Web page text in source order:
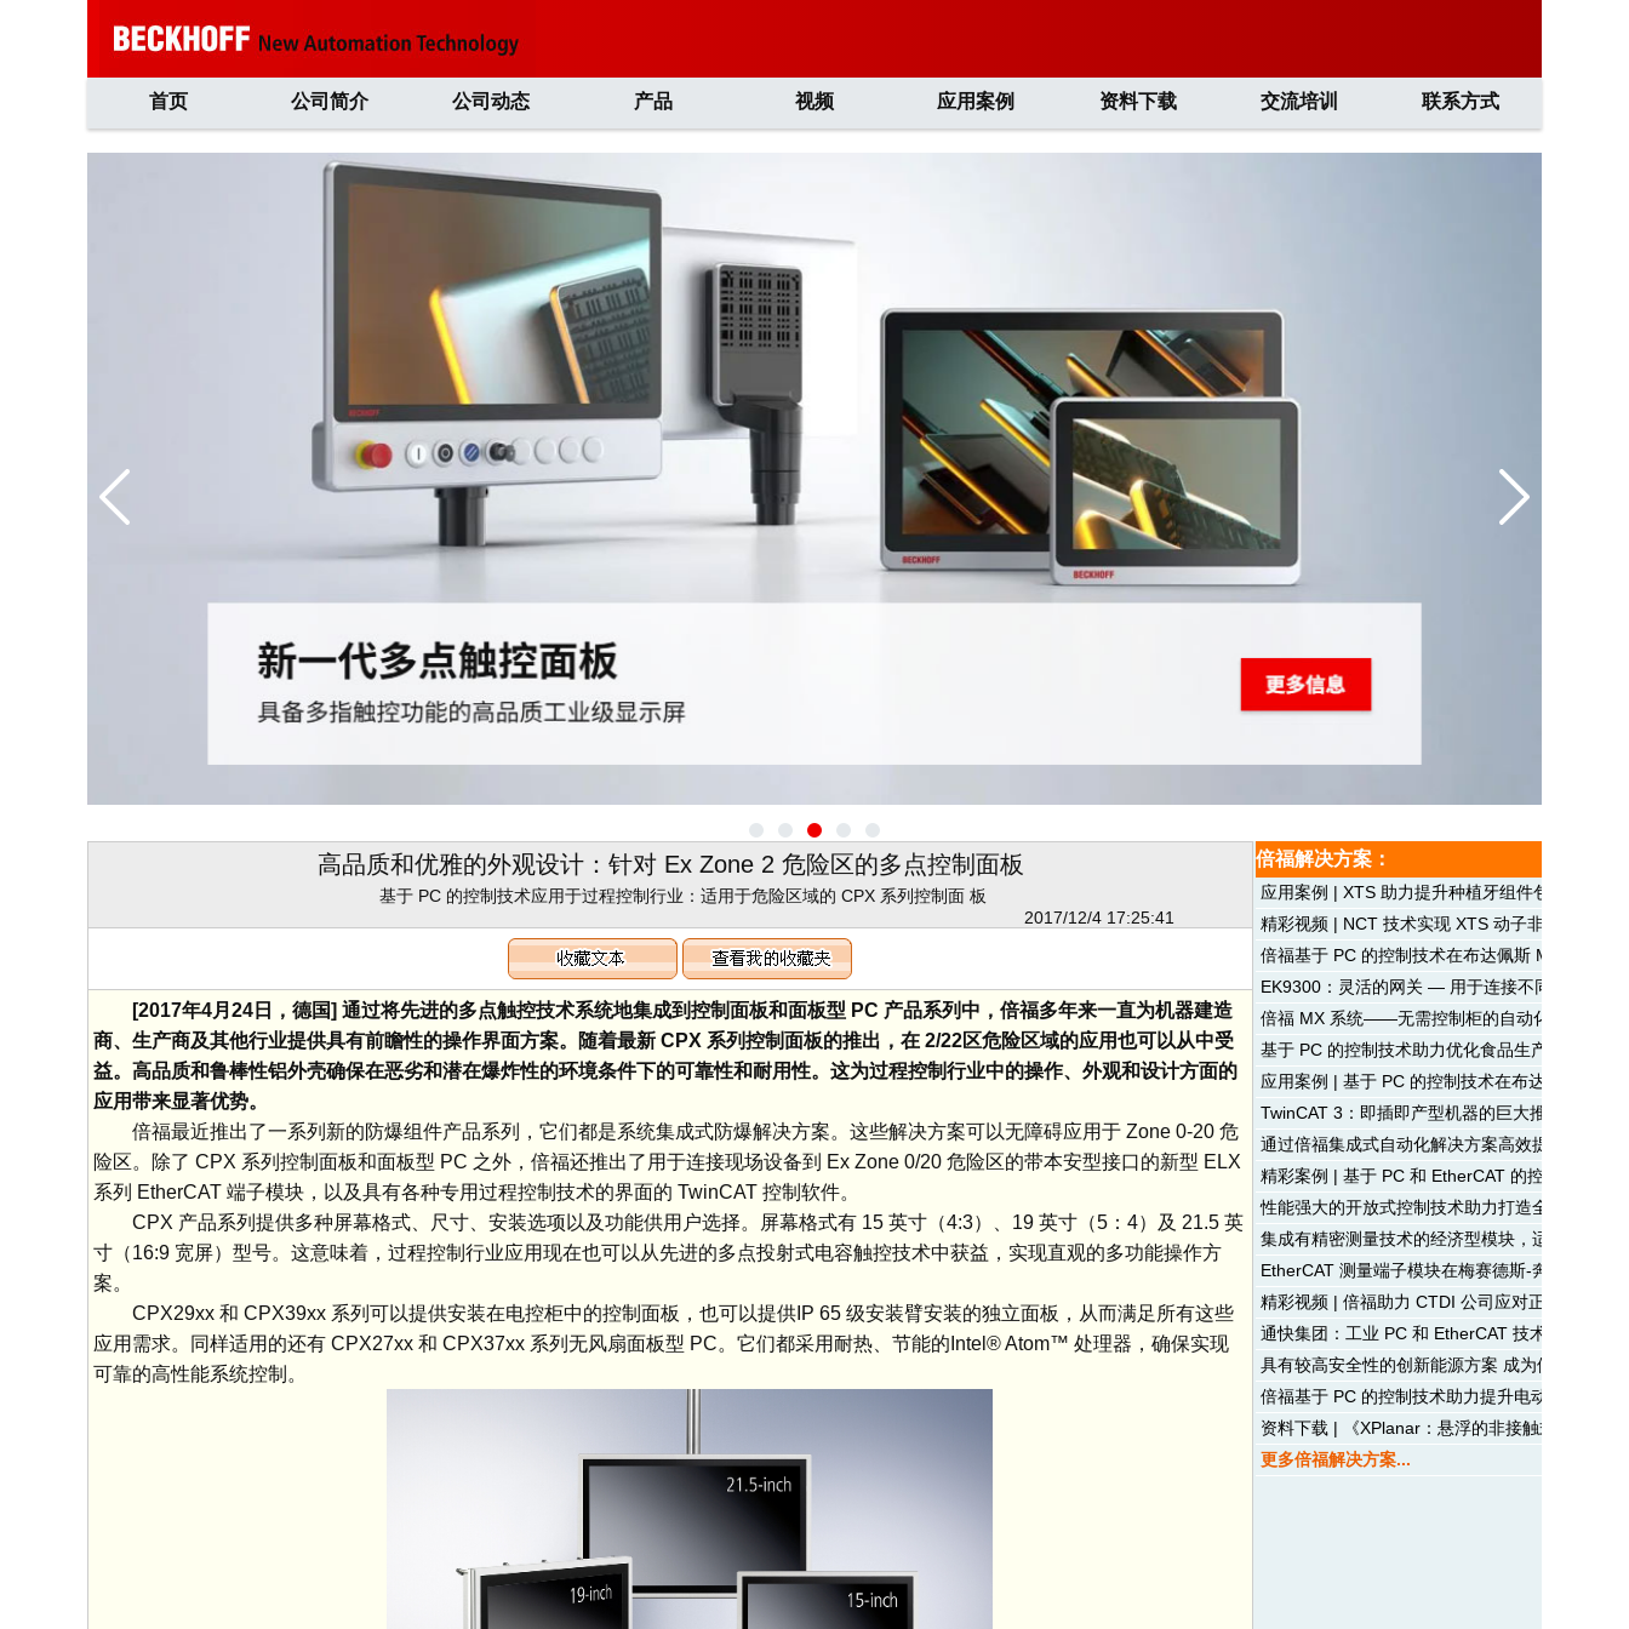
首页 公司简介 公司动态 产品 视频 应用案例 资料下载 交流培训 联系方式
高品质和优雅的外观设计：针对 Ex Zone 2 危险区的多点控制面板
基于 PC 的控制技术应用于过程控制行业：适用于危险区域的 CPX 系列控制面 板
2017/12/4 17:25:41
[2017年4月24日，德国] 通过将先进的多点触控技术系统地集成到控制面板和面板型 PC 产品系列中，倍福多年来一直为机器建造
商、生产商及其他行业提供具有前瞻性的操作界面方案。随着最新 CPX 系列控制面板的推出，在 2/22区危险区域的应用也可以从中受
益。高品质和鲁棒性铝外壳确保在恶劣和潜在爆炸性的环境条件下的可靠性和耐用性。这为过程控制行业中的操作、外观和设计方面的
应用带来显著优势。
倍福最近推出了一系列新的防爆组件产品系列，它们都是系统集成式防爆解决方案。这些解决方案可以无障碍应用于 Zone 0-20 危
险区。除了 CPX 系列控制面板和面板型 PC 之外，倍福还推出了用于连接现场设备到 Ex Zone 0/20 危险区的带本安型接口的新型 ELX
系列 EtherCAT 端子模块，以及具有各种专用过程控制技术的界面的 TwinCAT 控制软件。
CPX 产品系列提供多种屏幕格式、尺寸、安装选项以及功能供用户选择。屏幕格式有 15 英寸（4:3）、19 英寸（5：4）及 21.5 英
寸（16:9 宽屏）型号。这意味着，过程控制行业应用现在也可以从先进的多点投射式电容触控技术中获益，实现直观的多功能操作方
案。
CPX29xx 和 CPX39xx 系列可以提供安装在电控柜中的控制面板，也可以提供IP 65 级安装臂安装的独立面板，从而满足所有这些
应用需求。同样适用的还有 CPX27xx 和 CPX37xx 系列无风扇面板型 PC。它们都采用耐热、节能的Intel® Atom™ 处理器，确保实现
可靠的高性能系统控制。
倍福解决方案：
应用案例 | XTS 助力提升种植牙组件包装的灵活
精彩视频 | NCT 技术实现 XTS 动子非接触式供
倍福基于 PC 的控制技术在布达佩斯 Müpa 节日
EK9300：灵活的网关 — 用于连接不同的控制领
倍福 MX 系统——无需控制柜的自动化解决方案
基于 PC 的控制技术助力优化食品生产流程
应用案例 | 基于 PC 的控制技术在布达佩斯
TwinCAT 3：即插即产型机器的巨大推动力
通过倍福集成式自动化解决方案高效提升半导体
精彩案例 | 基于 PC 和 EtherCAT 的控制技术在
性能强大的开放式控制技术助力打造全自动“巴姆
集成有精密测量技术的经济型模块，适用于高效
EtherCAT 测量端子模块在梅赛德斯-奔驰汽车研
精彩视频 | 倍福助力 CTDI 公司应对正向物流和
通快集团：工业 PC 和 EtherCAT 技术帮助提升
具有较高安全性的创新能源方案 成为供电系统的
倍福基于 PC 的控制技术助力提升电动汽车扁线
资料下载 | 《XPlanar：悬浮的非接触式智能运动
更多倍福解决方案...